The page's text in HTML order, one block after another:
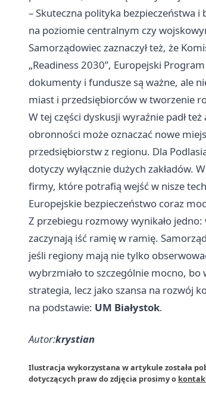
– Skuteczna polityka bezpieczeństwa
na poziomie centralnym czy
Samorządowiec zaznaczył też, że
„Readiness 2030”, Europejski
dokumenty i fundusze są ważne, ale
miast i przedsiębiorców w tworzenie
W tej części dyskusji wyraźnie padł
obronności może oznaczać nowe
przedsiębiorstw z regionu. Dla
dotyczy wyłącznie dużych zakładów.
firmy, które potrafią wejść w nisze
Europejskie bezpieczeństwo coraz
Z przebiegu rozmowy wynikało
zaczynają iść ramię w ramię.
jeśli regiony mają nie tylko
wybrzmiało to szczególnie mocno, bo
strategia, lecz jako szansa na rozwój
na podstawie: UM Białystok.
Autor:krystian
Ilustracja wykorzystana w artykule została
dotyczących praw do zdjęcia prosimy o